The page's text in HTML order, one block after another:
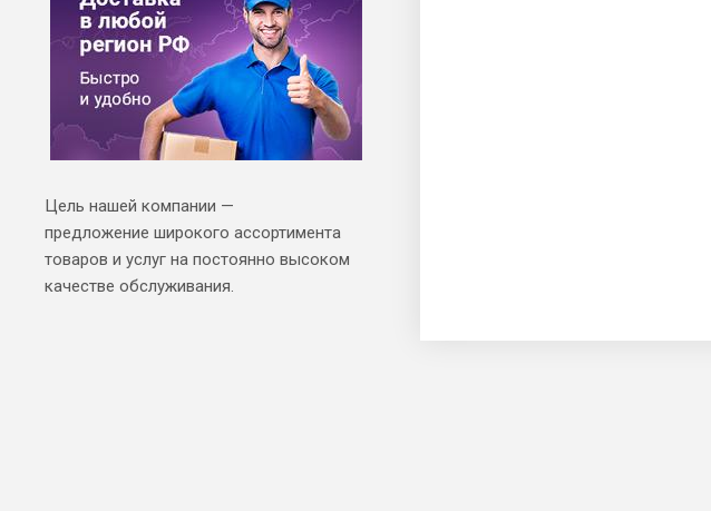
Цель нашей компании —
предложение широкого ассортимента
товаров и услуг на постоянно высоком
качестве обслуживания.